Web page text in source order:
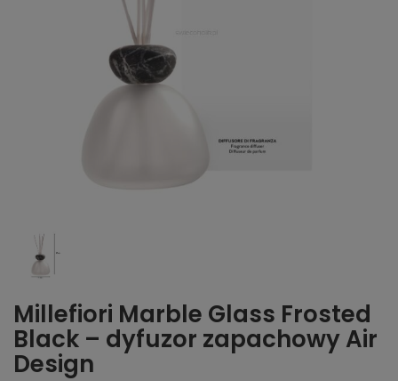
Millefiori Marble Glass Frosted
Black – dyfuzor zapachowy Air
Design